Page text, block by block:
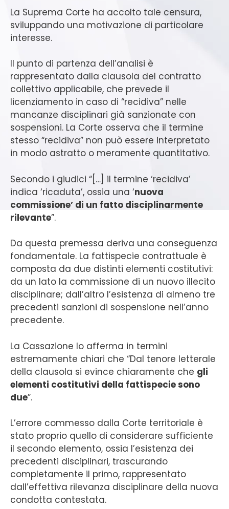
La Suprema Corte ha accolto tale censura,
sviluppando una motivazione di particolare
interesse.
Il punto di partenza dell’analisi è
rappresentato dalla clausola del contratto
collettivo applicabile, che prevede il
licenziamento in caso di “recidiva” nelle
mancanze disciplinari già sanzionate con
sospensioni. La Corte osserva che il termine
stesso “recidiva” non può essere interpretato
in modo astratto o meramente quantitativo.
Secondo i giudici “[…] il termine ‘recidiva’
indica ‘ricaduta’, ossia una ‘nuova
commissione’ di un fatto disciplinarmente
rilevante”.
Da questa premessa deriva una conseguenza
fondamentale. La fattispecie contrattuale è
composta da due distinti elementi costitutivi:
da un lato la commissione di un nuovo illecito
disciplinare; dall’altro l’esistenza di almeno tre
precedenti sanzioni di sospensione nell’anno
precedente.
La Cassazione lo afferma in termini
estremamente chiari che “Dal tenore letterale
della clausola si evince chiaramente che gli
elementi costitutivi della fattispecie sono
due”.
L’errore commesso dalla Corte territoriale è
stato proprio quello di considerare sufficiente
il secondo elemento, ossia l’esistenza dei
precedenti disciplinari, trascurando
completamente il primo, rappresentato
dall’effettiva rilevanza disciplinare della nuova
condotta contestata.